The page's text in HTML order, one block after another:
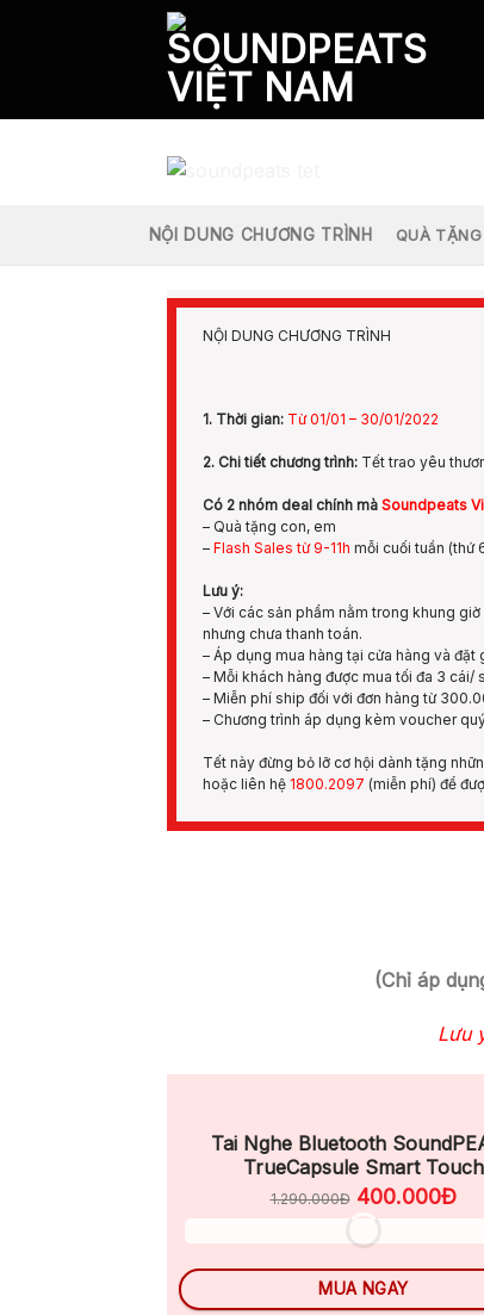
NỘI DUNG CHƯƠNG TRÌNH QUÀ
NỘI DUNG CHƯƠNG TRÌNH
1. Thời gian: Từ 01/01 – 30/01/2022
2. Chi tiết chương trình:Tết trao yêu
Có 2 nhóm deal chính mà Soundpeats
– Quà tặng con, em
– Flash Sales từ 9-11h mỗi cuối tuần (thứ
Lưu ý:
– Với các sản phẩm nằm trong khung
nhưng chưa thanh toán.
– Áp dụng mua hàng tại cửa hàng và đặt
– Mỗi khách hàng được mua tối đa 3 cái/
– Miễn phí ship đối với đơn hàng từ
– Chương trình áp dụng kèm voucher
Tết này đừng bỏ lỡ cơ hội dành tặng
hoặc liên hệ 1800.2097 (miễn phí) để
(Chỉ áp
Lưu
Tai Nghe Bluetooth
TrueCapsule Smart Touch
1.290.000Đ 400.000Đ
MUA NGAY